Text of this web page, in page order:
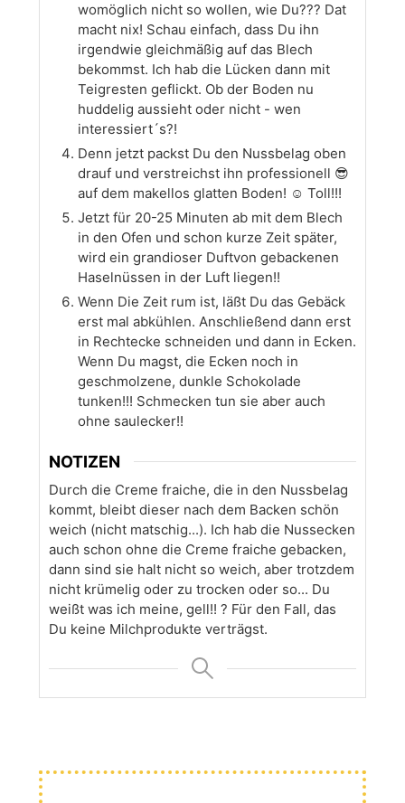
womöglich nicht so wollen, wie Du??? Dat
macht nix! Schau einfach, dass Du ihn
irgendwie gleichmäßig auf das Blech
bekommst. Ich hab die Lücken dann mit
Teigresten geflickt. Ob der Boden nu
huddelig aussieht oder nicht - wen
interessiert´s?!
Denn jetzt packst Du den Nussbelag oben
drauf und verstreichst ihn professionell 😎
auf dem makellos glatten Boden! ☺️ Toll!!!
Jetzt für 20-25 Minuten ab mit dem Blech
in den Ofen und schon kurze Zeit später,
wird ein grandioser Duftvon gebackenen
Haselnüssen in der Luft liegen!!
Wenn Die Zeit rum ist, läßt Du das Gebäck
erst mal abkühlen. Anschließend dann erst
in Rechtecke schneiden und dann in Ecken.
Wenn Du magst, die Ecken noch in
geschmolzene, dunkle Schokolade
tunken!!! Schmecken tun sie aber auch
ohne saulecker!!
NOTIZEN
Durch die Creme fraiche, die in den Nussbelag
kommt, bleibt dieser nach dem Backen schön
weich (nicht matschig...). Ich hab die Nussecken
auch schon ohne die Creme fraiche gebacken,
dann sind sie halt nicht so weich, aber trotzdem
nicht krümelig oder zu trocken oder so... Du
weißt was ich meine, gell!! ? Für den Fall, das
Du keine Milchprodukte verträgst.